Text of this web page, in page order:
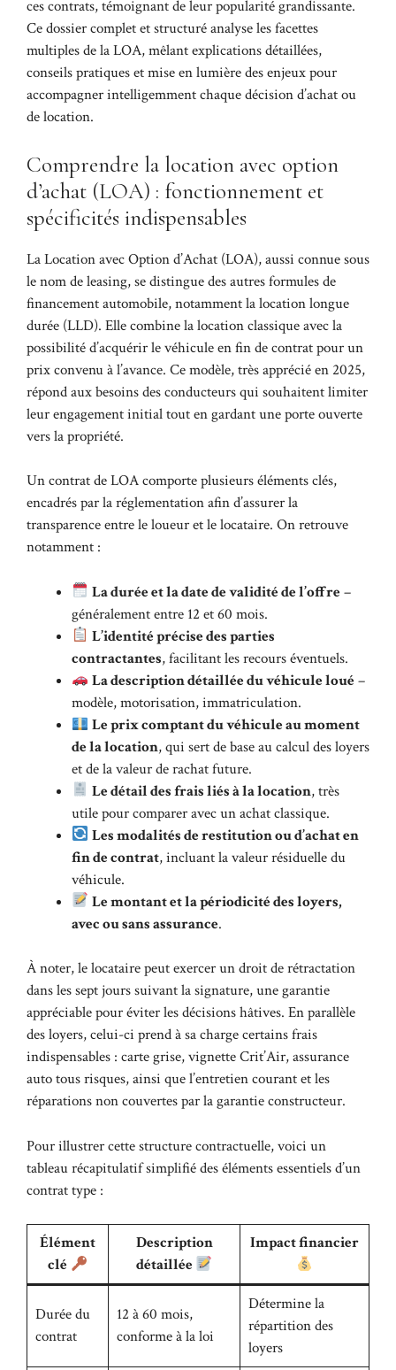
ces contrats, témoignant de leur popularité grandissante.
Ce dossier complet et structuré analyse les facettes
multiples de la LOA, mêlant explications détaillées,
conseils pratiques et mise en lumière des enjeux pour
accompagner intelligemment chaque décision d’achat ou
de location.
Comprendre la location avec option
d’achat (LOA) : fonctionnement et
spécificités indispensables
La Location avec Option d’Achat (LOA), aussi connue sous
le nom de leasing, se distingue des autres formules de
financement automobile, notamment la location longue
durée (LLD). Elle combine la location classique avec la
possibilité d’acquérir le véhicule en fin de contrat pour un
prix convenu à l’avance. Ce modèle, très apprécié en 2025,
répond aux besoins des conducteurs qui souhaitent limiter
leur engagement initial tout en gardant une porte ouverte
vers la propriété.
Un contrat de LOA comporte plusieurs éléments clés,
encadrés par la réglementation afin d’assurer la
transparence entre le loueur et le locataire. On retrouve
notamment :
La durée et la date de validité de l’offre–
généralement entre 12 et 60 mois.
L’identité précise des parties
contractantes, facilitant les recours éventuels.
La description détaillée du véhicule loué–
modèle, motorisation, immatriculation.
Le prix comptant du véhicule au moment
de la location, qui sert de base au calcul des loyers
et de la valeur de rachat future.
Le détail des frais liés à la location, très
utile pour comparer avec un achat classique.
Les modalités de restitution ou d’achat en
fin de contrat, incluant la valeur résiduelle du
véhicule.
Le montant et la périodicité des loyers,
avec ou sans assurance.
À noter, le locataire peut exercer un droit de rétractation
dans les sept jours suivant la signature, une garantie
appréciable pour éviter les décisions hâtives. En parallèle
des loyers, celui-ci prend à sa charge certains frais
indispensables : carte grise, vignette Crit’Air, assurance
auto tous risques, ainsi que l’entretien courant et les
réparations non couvertes par la garantie constructeur.
Pour illustrer cette structure contractuelle, voici un
tableau récapitulatif simplifié des éléments essentiels d’un
contrat type :
Élément
clé
Description
détaillée
Impact financier
Durée du
contrat
12 à 60 mois,
conforme à la loi
Détermine la
répartition des
loyers